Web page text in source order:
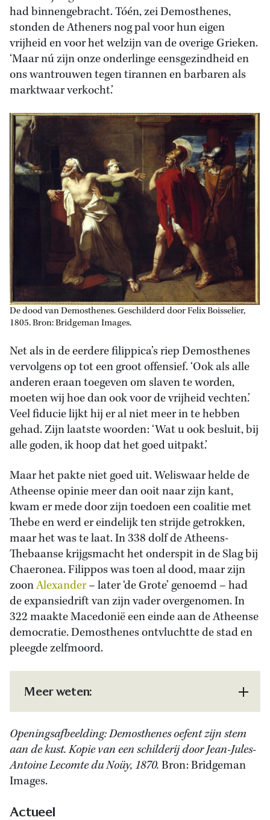
had binnengebracht. Tóén, zei Demosthenes,
stonden de Atheners nog pal voor hun eigen
vrijheid en voor het welzijn van de overige Grieken.
‘Maar nú zijn onze onderlinge eensgezindheid en
ons wantrouwen tegen tirannen en barbaren als
marktwaar verkocht.’
De dood van Demosthenes. Geschilderd door Felix Boisselier,
1805. Bron: Bridgeman Images.
Net als in de eerdere filippica’s riep Demosthenes
vervolgens op tot een groot offensief. ‘Ook als alle
anderen eraan toegeven om slaven te worden,
moeten wij hoe dan ook voor de vrijheid vechten.’
Veel fiducie lijkt hij er al niet meer in te hebben
gehad. Zijn laatste woorden: ‘Wat u ook besluit, bij
alle goden, ik hoop dat het goed uitpakt.’
Maar het pakte niet goed uit. Weliswaar helde de
Atheense opinie meer dan ooit naar zijn kant,
kwam er mede door zijn toedoen een coalitie met
Thebe en werd er eindelijk ten strijde getrokken,
maar het was te laat. In 338 dolf de Atheens-
Thebaanse krijgsmacht het onderspit in de Slag bij
Chaeronea. Filippos was toen al dood, maar zijn
zoonAlexander– later ‘de Grote’ genoemd – had
de expansiedrift van zijn vader overgenomen. In
322 maakte Macedonië een einde aan de Atheense
democratie. Demosthenes ontvluchtte de stad en
pleegde zelfmoord.
Meer weten:
Openingsafbeelding: Demosthenes oefent zijn stem
aan de kust. Kopie van een schilderij door Jean-Jules-
Antoine Lecomte du Noüy, 1870.Bron: Bridgeman
Images.
Actueel